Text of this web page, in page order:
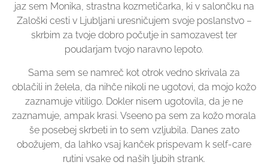
jaz sem Monika, strastna kozmetičarka, ki v salončku na
Zaloški cesti v Ljubljani uresničujem svoje poslanstvo –
skrbim za tvoje dobro počutje in samozavest ter
poudarjam tvojo naravno lepoto.
Sama sem se namreč kot otrok vedno skrivala za
oblačili in želela, da nihče nikoli ne ugotovi, da mojo kožo
zaznamuje vitiligo. Dokler nisem ugotovila, da je ne
zaznamuje, ampak krasi. Vseeno pa sem za kožo morala
še posebej skrbeti in to sem vzljubila. Danes zato
obožujem, da lahko vsaj kanček prispevam k self-care
rutini vsake od naših ljubih strank.